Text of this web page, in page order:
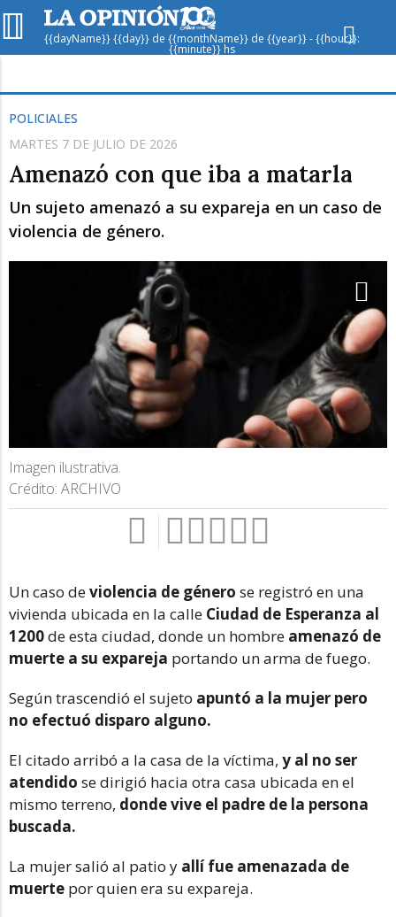
{{dayName}} {{day}} de {{monthName}} de {{year}} - {{hour}}:
{{minute}} hs
Humedad
Presión
Lun Mar
POLICIALES
MARTES 7 DE JULIO DE 2026
Amenazó con que iba a matarla
Un sujeto amenazó a su expareja en un caso de
violencia de género.
Imagen ilustrativa.
Crédito: ARCHIVO
Un caso deviolencia de género se registró en una
vivienda ubicada en la calle Ciudad de Esperanza al
1200de esta ciudad, donde un hombre amenazó de
muerte a su expareja portando un arma de fuego.
Según trascendió el sujeto apuntó a la mujer pero
no efectuó disparo alguno.
El citado arribó a la casa de la víctima, y al no ser
atendido se dirigió hacia otra casa ubicada en el
mismo terreno, donde vive el padre de la persona
buscada.
La mujer salió al patio y allí fue amenazada de
muerte por quien era su expareja.